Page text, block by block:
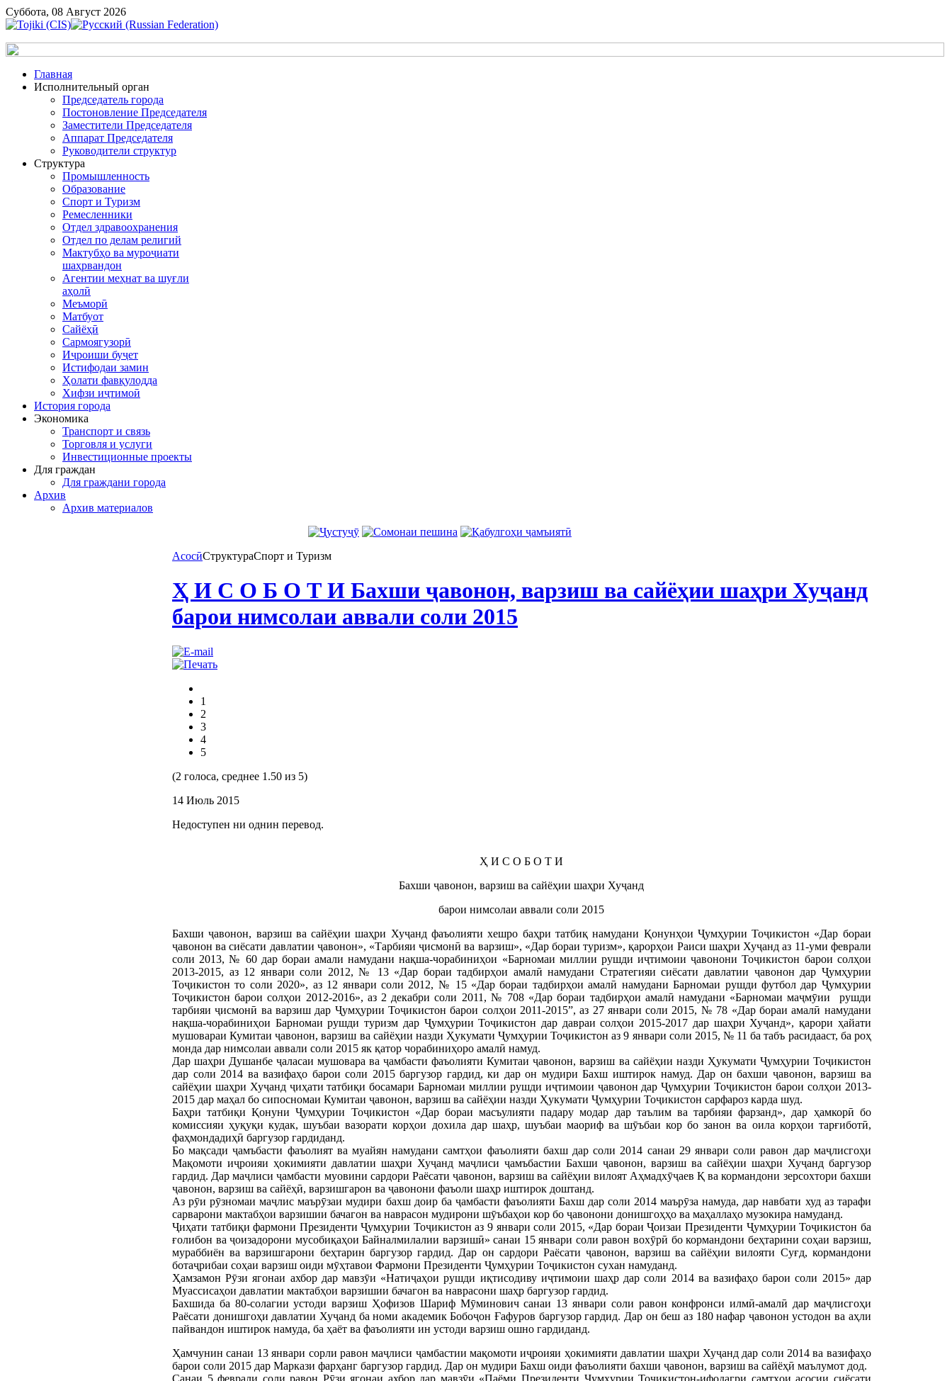
Суббота, 08 Август 2026
Главная
Исполнительный орган
Председатель города
Постоновление Председателя
Заместители Председателя
Аппарат Председателя
Руководители структур
Структура
Промышленность
Образование
Спорт и Туризм
Ремесленники
Отдел здравоохранения
Отдел по делам религий
Мактубҳо ва муроҷиати
шаҳрвандон
Агентии меҳнат ва шуғли
аҳолӣ
Меъморӣ
Матбуот
Сайёҳӣ
Сармоягузорӣ
Иҷроиши буҷет
Истифодаи замин
Ҳолати фавқулодда
Хифзи иҷтимоӣ
История города
Экономика
Транспорт и связь
Торговля и услуги
Инвестиционные проекты
Для граждан
Для граждани города
Архив
Архив материалов
АсосӣСтруктураСпорт и Туризм
Ҳ И С О Б О Т И Бахши ҷавонон, варзиш ва сайёҳии шаҳри Хуҷанд
барои нимсолаи аввали соли 2015
1
2
3
4
5
(2 голоса, среднее 1.50 из 5)
14 Июль 2015
Недоступен ни однин перевод.
Ҳ И С О Б О Т И
Бахши ҷавонон, варзиш ва сайёҳии шаҳри Хуҷанд
барои нимсолаи аввали соли 2015
Бахши ҷавонон, варзиш ва сайёҳии шаҳри Хуҷанд фаъолияти хешро баҳри татбиқ намудани Қонунҳои Ҷумҳурии Тоҷикистон «Дар бораи
ҷавонон ва сиёсати давлатии ҷавонон», «Тарбияи ҷисмонӣ ва варзиш», «Дар бораи туризм», қарорҳои Раиси шаҳри Хуҷанд аз 11-уми феврали
соли 2013, № 60 дар бораи амали намудани нақша-чорабиниҳои «Барномаи миллии рушди иҷтимоии ҷавонони Тоҷикистон барои солҳои
2013-2015, аз 12 январи соли 2012, № 13 «Дар бораи тадбирҳои амалӣ намудани Стратегияи сиёсати давлатии ҷавонон дар Ҷумҳурии
Тоҷикистон то соли 2020», аз 12 январи соли 2012, № 15 «Дар бораи тадбирҳои амалӣ намудани Барномаи рушди футбол дар Ҷумҳурии
Тоҷикистон барои солҳои 2012-2016», аз 2 декабри соли 2011, № 708 «Дар бораи тадбирҳои амалӣ намудани «Барномаи маҷмӯии рушди
тарбияи ҷисмонӣ ва варзиш дар Ҷумҳурии Тоҷикистон барои солҳои 2011-2015”, аз 27 январи соли 2015, № 78 «Дар бораи амалӣ намудани
нақша-чорабиниҳои Барномаи рушди туризм дар Ҷумҳурии Тоҷикистон дар давраи солҳои 2015-2017 дар шаҳри Хуҷанд», қарори ҳайати
мушовараи Кумитаи ҷавонон, варзиш ва сайёҳии назди Ҳукумати Ҷумҳурии Тоҷикистон аз 9 январи соли 2015, № 11 ба табъ расидааст, ба роҳ
монда дар нимсолаи аввали соли 2015 як қатор чорабиниҳоро амалӣ намуд.
Дар шаҳри Душанбе ҷаласаи мушовара ва ҷамбасти фаъолияти Кумитаи ҷавонон, варзиш ва сайёҳии назди Ҳукумати Ҷумҳурии Тоҷикистон
дар соли 2014 ва вазифаҳо барои соли 2015 баргузор гардид, ки дар он мудири Бахш иштирок намуд. Дар он бахши ҷавонон, варзиш ва
сайёҳии шаҳри Хуҷанд ҷиҳати татбиқи босамари Барномаи миллии рушди иҷтимоии ҷавонон дар Ҷумҳурии Тоҷикистон барои солҳои 2013-
2015 дар маҳал бо сипосномаи Кумитаи ҷавонон, варзиш ва сайёҳии назди Ҳукумати Ҷумҳурии Тоҷикистон сарфароз карда шуд.
Баҳри татбиқи Қонуни Ҷумҳурии Тоҷикистон «Дар бораи масъулияти падару модар дар таълим ва тарбияи фарзанд», дар ҳамкорӣ бо
комиссияи ҳуқуқи кудак, шуъбаи вазорати корҳои дохила дар шаҳр, шуъбаи маориф ва шӯъбаи кор бо занон ва оила корҳои тарғиботӣ,
фаҳмондадиҳӣ баргузор гардиданд.
Бо мақсади ҷамъбасти фаъолият ва муайян намудани самтҳои фаъолияти бахш дар соли 2014 санаи 29 январи соли равон дар маҷлисгоҳи
Мақомоти иҷроияи ҳокимияти давлатии шаҳри Хуҷанд маҷлиси ҷамъбастии Бахши ҷавонон, варзиш ва сайёҳии шаҳри Хуҷанд баргузор
гардид. Дар маҷлиси ҷамбасти муовини сардори Раёсати ҷавонон, варзиш ва сайёҳии вилоят Аҳмадхӯҷаев Қ ва кормандони зерсохтори бахши
ҷавонон, варзиш ва сайёҳӣ, варзишгарон ва ҷавонони фаъоли шаҳр иштирок доштанд.
Аз рӯи рӯзномаи маҷлис маърӯзаи мудири бахш доир ба ҷамбасти фаъолияти Бахш дар соли 2014 маърӯза намуда, дар навбати худ аз тарафи
сарварони мактабҳои варзишии бачагон ва наврасон мудирони шӯъбаҳои кор бо ҷавонони донишгоҳҳо ва маҳаллаҳо музокира намуданд.
Ҷиҳати татбиқи фармони Президенти Ҷумҳурии Тоҷикистон аз 9 январи соли 2015, «Дар бораи Ҷоизаи Президенти Ҷумҳурии Тоҷикистон ба
ғолибон ва ҷоизадорони мусобиқаҳои Байналмилалии варзишӣ» санаи 15 январи соли равон вохӯрӣ бо кормандони беҳтарини соҳаи варзиш,
мураббиён ва варзишгарони беҳтарин баргузор гардид. Дар он сардори Раёсати ҷавонон, варзиш ва сайёҳии вилояти Суғд, кормандони
ботаҷрибаи соҳаи варзиш оиди мӯҳтавои Фармони Президенти Ҷумҳурии Тоҷикистон сухан намуданд.
Ҳамзамон Рӯзи ягонаи ахбор дар мавзӯи «Натиҷаҳои рушди иқтисодиву иҷтимоии шаҳр дар соли 2014 ва вазифаҳо барои соли 2015» дар
Муассисаҳои давлатии мактабҳои варзишии бачагон ва наврасони шаҳр баргузор гардид.
Бахшида ба 80-солагии устоди варзиш Ҳофизов Шариф Мӯминович санаи 13 январи соли равон конфронси илмӣ-амалӣ дар маҷлисгоҳи
Раёсати донишгоҳи давлатии Хуҷанд ба номи академик Бобоҷон Ғафуров баргузор гардид. Дар он беш аз 180 нафар ҷавонон устодон ва аҳли
пайвандон иштирок намуда, ба ҳаёт ва фаъолияти ин устоди варзиш ошно гардиданд.
Ҳамчунин санаи 13 январи сорли равон маҷлиси ҷамбастии мақомоти иҷроияи ҳокимияти давлатии шаҳри Хуҷанд дар соли 2014 ва вазифаҳо
барои соли 2015 дар Маркази фарҳанг баргузор гардид. Дар он мудири Бахш оиди фаъолияти бахши ҷавонон, варзиш ва сайёҳӣ маълумот дод.
Санаи 5 феврали соли равон Рӯзи ягонаи ахбор дар мавзӯи «Паёми Президенти Ҷумҳурии Тоҷикистон-ифодагри самтҳои асосии сиёсати